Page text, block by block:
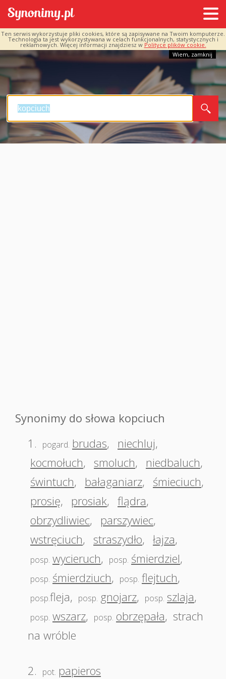
Ten serwis wykorzystuje pliki cookies, które są zapisywane na Twoim komputerze.
Technologia ta jest wykorzystywana w celach funkcjonalnych, statystycznych i
reklamowych. Więcej informacji znajdziesz w Polityce plików cookie.
Wiem, zamknij
Synonimy do słowa kopciuch
1.
pogard. brudas, niechluj,
kocmołuch, smoluch, niedbaluch,
świntuch, bałaganiarz, śmieciuch,
prosię, prosiak, flądra,
obrzydliwiec, parszywiec,
wstręciuch, straszydło, łajza,
posp. wycieruch, posp. śmierdziel,
posp. śmierdziuch, posp. flejtuch,
posp.fleja, posp. gnojarz, posp. szlaja,
posp. wszarz, posp. obrzępała, strach
na wróble
2. pot. papieros